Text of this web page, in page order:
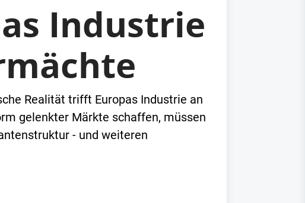
Industrie
Realität trifft Europas Industrie an
gelenkter Märkte schaffen, müssen
- und weiteren